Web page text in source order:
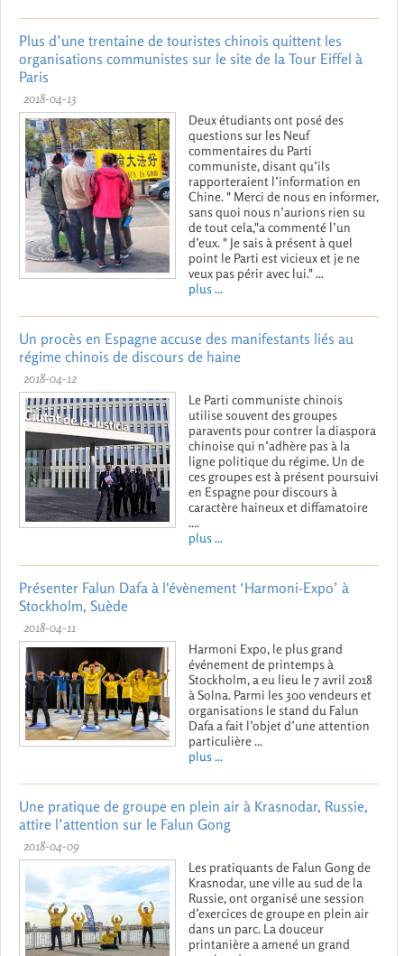
Plus d’une trentaine de touristes chinois quittent les
organisations communistes sur le site de la Tour Eiffel à
Paris
2018-04-13
Deux étudiants ont posé des
questions sur les Neuf
commentaires du Parti
communiste, disant qu’ils
rapporteraient l’information en
Chine. " Merci de nous en informer,
sans quoi nous n’aurions rien su
de tout cela,"a commenté l’un
d’eux. " Je sais à présent à quel
point le Parti est vicieux et je ne
veux pas périr avec lui." ...
plus ...
Un procès en Espagne accuse des manifestants liés au
régime chinois de discours de haine
2018-04-12
Le Parti communiste chinois
utilise souvent des groupes
paravents pour contrer la diaspora
chinoise qui n’adhère pas à la
ligne politique du régime. Un de
ces groupes est à présent poursuivi
en Espagne pour discours à
caractère haineux et diffamatoire
....
plus ...
Présenter Falun Dafa à l'évènement ‘Harmoni-Expo’ à
Stockholm, Suède
2018-04-11
Harmoni Expo, le plus grand
événement de printemps à
Stockholm, a eu lieu le 7 avril 2018
à Solna. Parmi les 300 vendeurs et
organisations le stand du Falun
Dafa a fait l’objet d’une attention
particulière ...
plus ...
Une pratique de groupe en plein air à Krasnodar, Russie,
attire l’attention sur le Falun Gong
2018-04-09
Les pratiquants de Falun Gong de
Krasnodar, une ville au sud de la
Russie, ont organisé une session
d’exercices de groupe en plein air
dans un parc. La douceur
printanière a amené un grand